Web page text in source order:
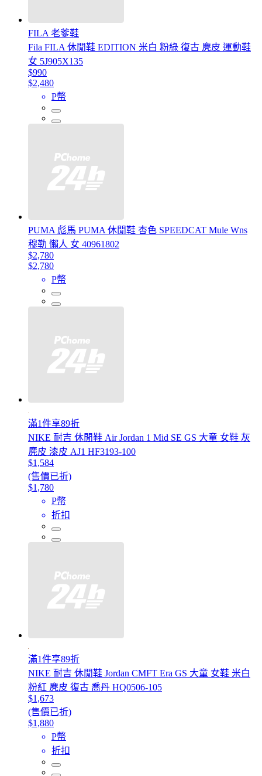
FILA 老爹鞋
Fila FILA 休閒鞋 EDITION 米白 粉綠 復古 麂皮 運動鞋
女 5J905X135
$990
$2,480
P幣
PUMA 彪馬 PUMA 休閒鞋 杏色 SPEEDCAT Mule Wns
穆勒 懶人 女 40961802
$2,780
$2,780
P幣
滿1件享89折
NIKE 耐吉 休閒鞋 Air Jordan 1 Mid SE GS 大童 女鞋 灰
麂皮 漆皮 AJ1 HF3193-100
$1,584
(售價已折)
$1,780
P幣
折扣
滿1件享89折
NIKE 耐吉 休閒鞋 Jordan CMFT Era GS 大童 女鞋 米白
粉紅 麂皮 復古 喬丹 HQ0506-105
$1,673
(售價已折)
$1,880
P幣
折扣